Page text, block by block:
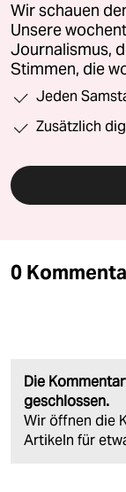
Wir schauen
Unsere
Journalismus,
Stimmen, die
Jeden
Zusätzlich
0
Die
geschlossen.
Wir öffnen die
Artikeln für